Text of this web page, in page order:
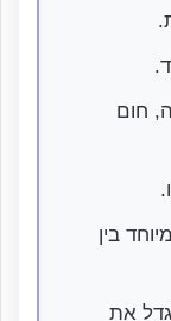
חום
בין
את